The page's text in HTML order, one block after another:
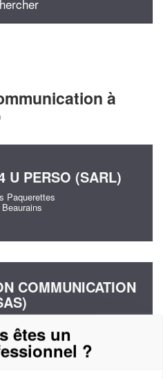
à
U PERSO (SARL)
Paquerettes
COMMUNICATION
êtes un
?